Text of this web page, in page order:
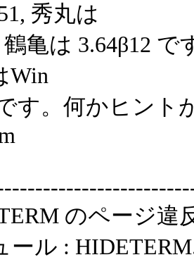
秀丸は
亀は 3.64β12 で
Win
す。何かヒン
のページ違
ール :